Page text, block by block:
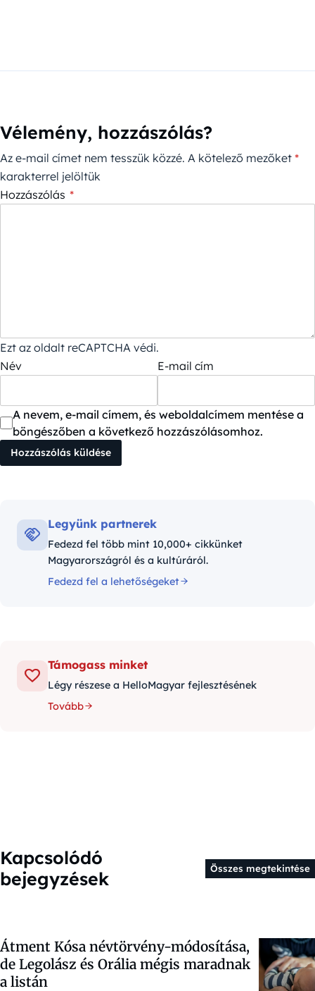
Vélemény, hozzászólás?
Az e-mail címet nem tesszük közzé. A kötelező mezőket *
karakterrel jelöltük
Hozzászólás *
Ezt az oldalt reCAPTCHA védi.
Név
E-mail cím
A nevem, e-mail címem, és weboldalcímem mentése a
böngészőben a következő hozzászólásomhoz.
Legyünk partnerek
Fedezd fel több mint 10,000+ cikkünket
Magyarországról és a kultúráról.
Fedezd fel a lehetőségeket
Támogass minket
Légy részese a HelloMagyar fejlesztésének
Tovább
Kapcsolódó
bejegyzések
Összes megtekintése
Átment Kósa névtörvény-módosítása,
de Legolász és Orália mégis maradnak
a listán